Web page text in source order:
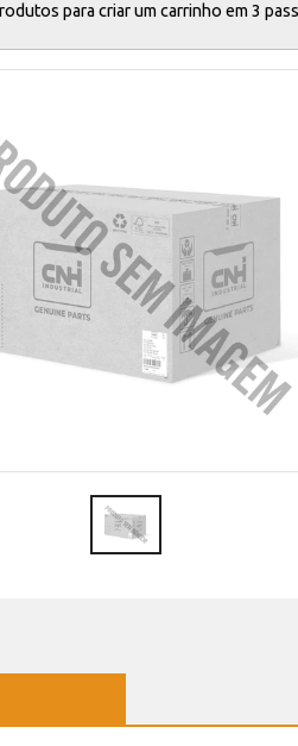
para criar um carrinho em 3